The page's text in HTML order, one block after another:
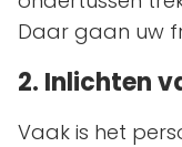
Daar gaan uw
2. Inlichten
Vaak is het